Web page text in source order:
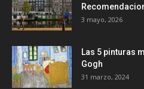
3 mayo, 2026
Las 5 pinturas
Gogh
31 marzo, 2024